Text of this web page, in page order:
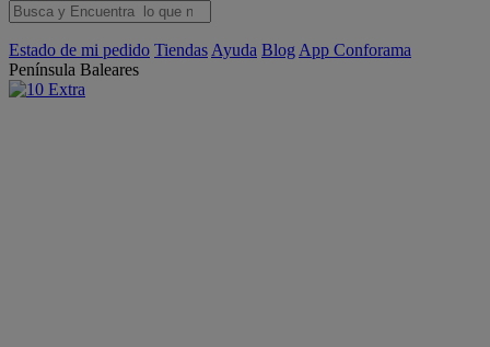
Estado de mi pedido Tiendas Ayuda Blog App Conforama
Península Baleares